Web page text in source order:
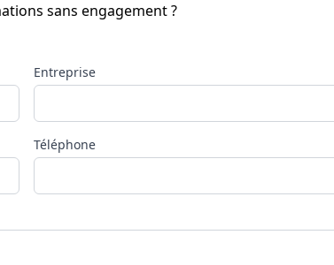
sans engagement ?
Entreprise
Téléphone